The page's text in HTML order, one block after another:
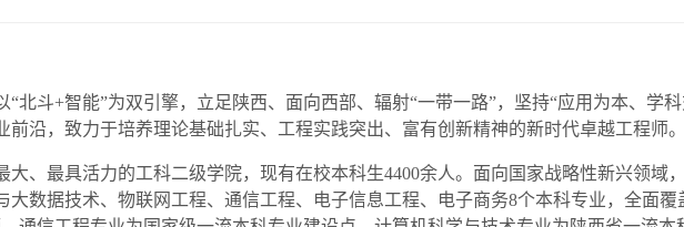
“北斗+智能”为双引擎，立足陕西、面向西部、辐射“一带一路”，坚持“应用为本、学
前沿，致力于培养理论基础扎实、工程实践突出、富有创新精神的新时代卓越工程师。
大、最具活力的工科二级学院，现有在校本科生4400余人。面向国家战略性新兴领域
大数据技术、物联网工程、通信工程、电子信息工程、电子商务8个本科专业，全面